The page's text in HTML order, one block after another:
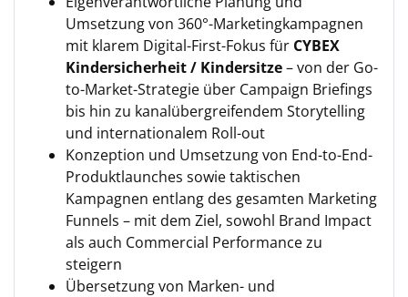
Umsetzung von 360°-Marketingkampagnen
mit klarem Digital-First-Fokus für CYBEX
Kindersicherheit / Kindersitze– von der Go-
to-Market-Strategie über Campaign Briefings
bis hin zu kanalübergreifendem Storytelling
und internationalem Roll-out
Konzeption und Umsetzung von End-to-End-
Produktlaunches sowie taktischen
Kampagnen entlang des gesamten Marketing
Funnels – mit dem Ziel, sowohl Brand Impact
als auch Commercial Performance zu
steigern
Übersetzung von Marken- und